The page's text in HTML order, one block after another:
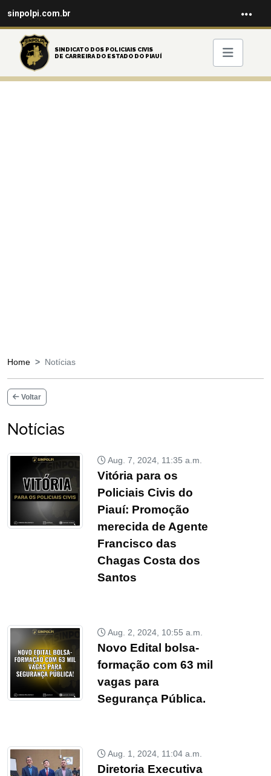
sinpolpi.com.br
SINDICATO DOS POLICIAIS CIVIS
DE CARREIRA DO ESTADO DO PIAUÍ
Home Notícias
Voltar
Notícias
Aug. 7, 2024, 11:35 a.m.
Vitória para os
Policiais Civis do
Piauí: Promoção
merecida de Agente
Francisco das
Chagas Costa dos
Santos
Aug. 2, 2024, 10:55 a.m.
Novo Edital bolsa-
formação com 63 mil
vagas para
Segurança Pública.
Aug. 1, 2024, 11:04 a.m.
Diretoria Executiva